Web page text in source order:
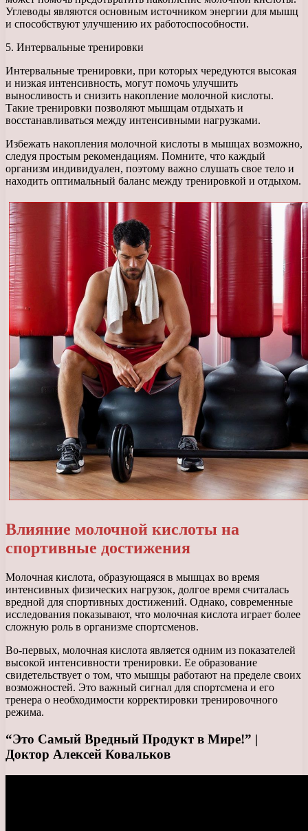
Углеводы являются основным источником энергии для мышц
и способствуют улучшению их работоспособности.
5. Интервальные тренировки
Интервальные тренировки, при которых чередуются высокая
и низкая интенсивность, могут помочь улучшить
выносливость и снизить накопление молочной кислоты.
Такие тренировки позволяют мышцам отдыхать и
восстанавливаться между интенсивными нагрузками.
Избежать накопления молочной кислоты в мышцах возможно,
следуя простым рекомендациям. Помните, что каждый
организм индивидуален, поэтому важно слушать свое тело и
находить оптимальный баланс между тренировкой и отдыхом.
Влияние молочной кислоты на
спортивные достижения
Молочная кислота, образующаяся в мышцах во время
интенсивных физических нагрузок, долгое время считалась
вредной для спортивных достижений. Однако, современные
исследования показывают, что молочная кислота играет более
сложную роль в организме спортсменов.
Во-первых, молочная кислота является одним из показателей
высокой интенсивности тренировки. Ее образование
свидетельствует о том, что мышцы работают на пределе своих
возможностей. Это важный сигнал для спортсмена и его
тренера о необходимости корректировки тренировочного
режима.
“Это Самый Вредный Продукт в Мире!” |
Доктор Алексей Ковальков